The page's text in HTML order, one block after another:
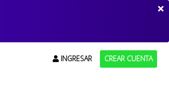
INGRESAR CREAR CUENTA